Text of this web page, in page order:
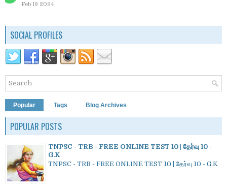
Feb 19 2024
SOCIAL PROFILES
Popular Tags Blog Archives
POPULAR POSTS
TNPSC - TRB - FREE ONLINE TEST 10 | தேர்வு 10 -
G.K
TNPSC - TRB - FREE ONLINE TEST 10 | தேர்வு 10 - G.K